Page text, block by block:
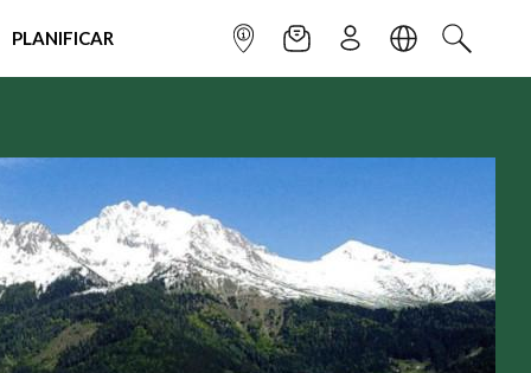
PLANIFICAR INFOPOINTNEWSLETTER
SUSCRÌBETE
IDIOMABUSCAR